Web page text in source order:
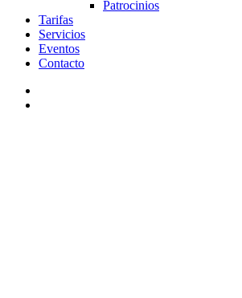
Patrocinios
Tarifas
Servicios
Eventos
Contacto